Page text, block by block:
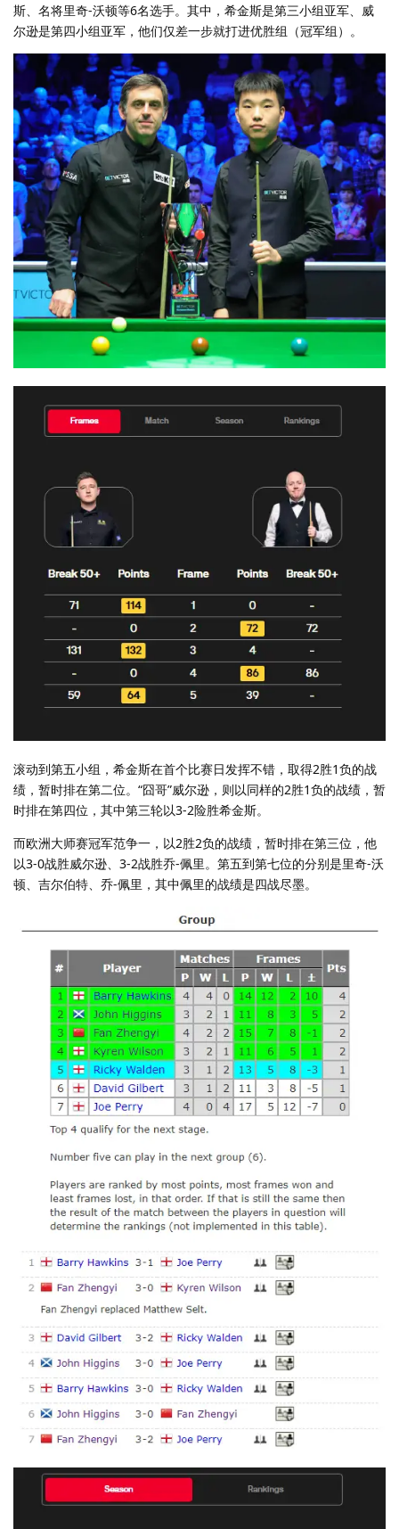
斯、名将里奇-沃顿等6名选手。其中，希金斯是第三小组亚军、威
尔逊是第四小组亚军，他们仅差一步就打进优胜组（冠军组）。
滚动到第五小组，希金斯在首个比赛日发挥不错，取得2胜1负的战
绩，暂时排在第二位。“囧哥”威尔逊，则以同样的2胜1负的战绩，暂
时排在第四位，其中第三轮以3-2险胜希金斯。
而欧洲大师赛冠军范争一，以2胜2负的战绩，暂时排在第三位，他
以3-0战胜威尔逊、3-2战胜乔-佩里。第五到第七位的分别是里奇-沃
顿、吉尔伯特、乔-佩里，其中佩里的战绩是四战尽墨。